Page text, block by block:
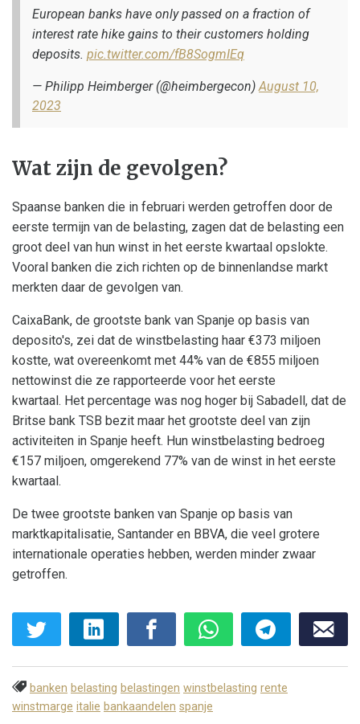
European banks have only passed on a fraction of
interest rate hike gains to their customers holding
deposits. pic.twitter.com/fB8SogmIEq
— Philipp Heimberger (@heimbergecon)August 10,
2023
Wat zijn de gevolgen?
Spaanse banken die in februari werden getroffen door de
eerste termijn van de belasting, zagen dat de belasting een
groot deel van hun winst in het eerste kwartaal opslokte.
Vooral banken die zich richten op de binnenlandse markt
merkten daar de gevolgen van.
CaixaBank, de grootste bank van Spanje op basis van
deposito's, zei dat de winstbelasting haar €373 miljoen
kostte, wat overeenkomt met 44% van de €855 miljoen
nettowinst die ze rapporteerde voor het eerste
kwartaal. Het percentage was nog hoger bij Sabadell, dat de
Britse bank TSB bezit maar het grootste deel van zijn
activiteiten in Spanje heeft. Hun winstbelasting bedroeg
€157 miljoen, omgerekend 77% van de winst in het eerste
kwartaal.
De twee grootste banken van Spanje op basis van
marktkapitalisatie, Santander en BBVA, die veel grotere
internationale operaties hebben, werden minder zwaar
getroffen.
banken belasting belastingen winstbelasting rente
winstmarge italie bankaandelen spanje